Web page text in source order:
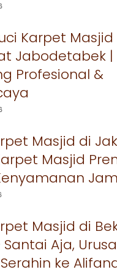
Karpet Masjid
Jabodetabek |
Profesional &
Masjid di
Masjid
Masjid di
Aja,
ke